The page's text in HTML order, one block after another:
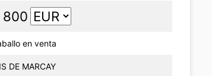
800
en venta
DE MARCAY